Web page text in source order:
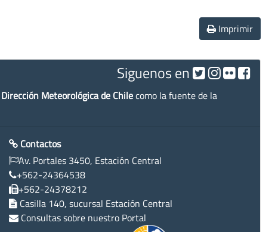
Imprimir
Siguenos en
Dirección Meteorológica de Chilecomo la fuente de la
Contactos
Av. Portales 3450, Estación Central
+562-24364538
+562-24378212
Casilla 140, sucursal Estación Central
Consultas sobre nuestro Portal